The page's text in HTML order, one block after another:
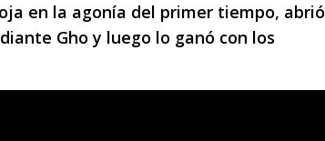
en la agonía del primer tiempo, abrió
Gho y luego lo ganó con los